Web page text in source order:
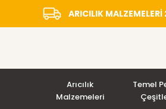
ARICILIK
Arıcılık
Malzemeleri
Temel